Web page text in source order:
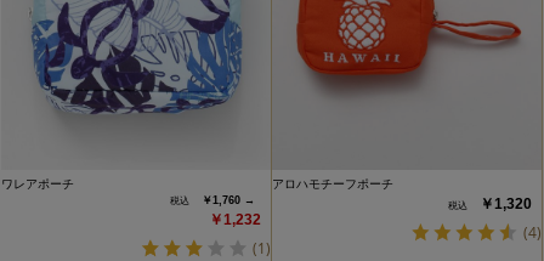
ワレアポーチ
￥1,760 →
￥1,232
(1)
アロハモチーフポーチ
￥1,320
(4)